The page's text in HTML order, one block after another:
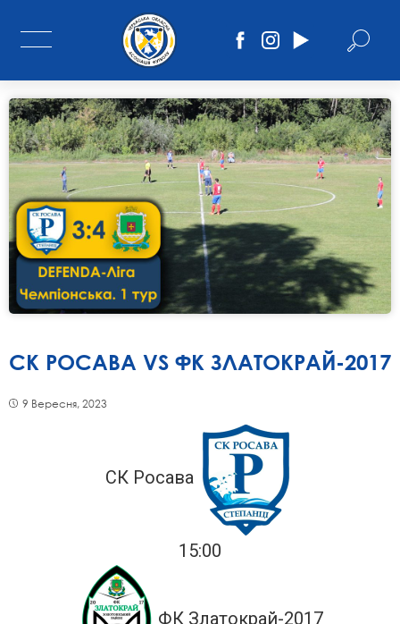
СК РОСАВА VS ФК ЗЛАТОКРАЙ-2017
9 Вересня, 2023
СК Росава
15:00
ФК Златокрай-2017